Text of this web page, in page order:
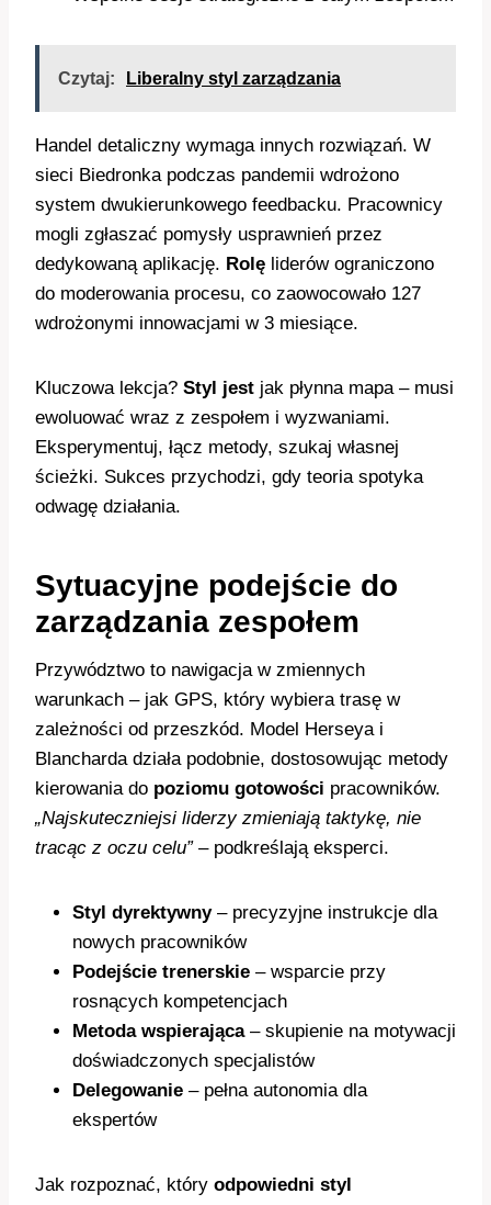
Czytaj: Liberalny styl zarządzania
Handel detaliczny wymaga innych rozwiązań. W
sieci Biedronka podczas pandemii wdrożono
system dwukierunkowego feedbacku. Pracownicy
mogli zgłaszać pomysły usprawnień przez
dedykowaną aplikację. Rolę liderów ograniczono
do moderowania procesu, co zaowocowało 127
wdrożonymi innowacjami w 3 miesiące.
Kluczowa lekcja? Styl jest jak płynna mapa – musi
ewoluować wraz z zespołem i wyzwaniami.
Eksperymentuj, łącz metody, szukaj własnej
ścieżki. Sukces przychodzi, gdy teoria spotyka
odwagę działania.
Sytuacyjne podejście do
zarządzania zespołem
Przywództwo to nawigacja w zmiennych
warunkach – jak GPS, który wybiera trasę w
zależności od przeszkód. Model Herseya i
Blancharda działa podobnie, dostosowując metody
kierowania do poziomu gotowości pracowników.
„Najskuteczniejsi liderzy zmieniają taktykę, nie
tracąc z oczu celu”– podkreślają eksperci.
Styl dyrektywny– precyzyjne instrukcje dla
nowych pracowników
Podejście trenerskie – wsparcie przy
rosnących kompetencjach
Metoda wspierająca– skupienie na motywacji
doświadczonych specjalistów
Delegowanie – pełna autonomia dla
ekspertów
Jak rozpoznać, który odpowiedni styl